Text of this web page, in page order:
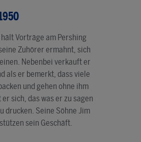
Vorträge am Pershing
Zuhörer ermahnt, sich
Nebenbei verkauft er
als er bemerkt, dass viele
und gehen ohne ihm
sich, das was er zu sagen
drucken. Seine Söhne Jim
sein Geschäft.